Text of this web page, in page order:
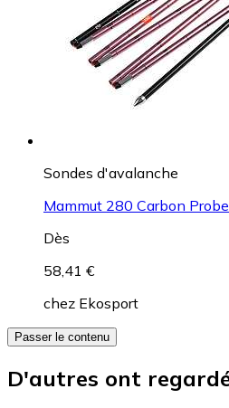
Sondes d'avalanche
Mammut 280 Carbon
Dès
58,41 €
chez Ekosport
Passer le contenu
D'autres ont